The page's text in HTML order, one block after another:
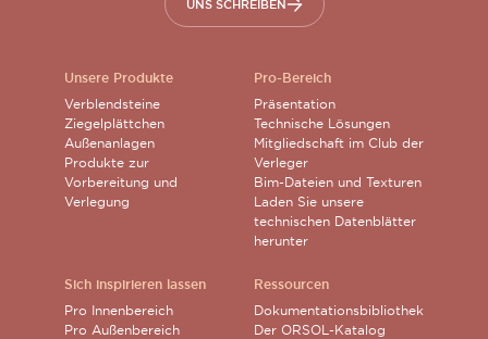
UNS SCHREIBEN
Unsere Produkte
Verblendsteine
Ziegelplättchen
Außenanlagen
Produkte zur
Vorbereitung und
Verlegung
Sich inspirieren lassen
Pro Innenbereich
Pro Außenbereich
Pro-Bereich
Präsentation
Technische Lösungen
Mitgliedschaft im Club der
Verleger
Bim-Dateien und Texturen
Laden Sie unsere
technischen Datenblätter
herunter
Ressourcen
Dokumentationsbibliothek
Der ORSOL-Katalog